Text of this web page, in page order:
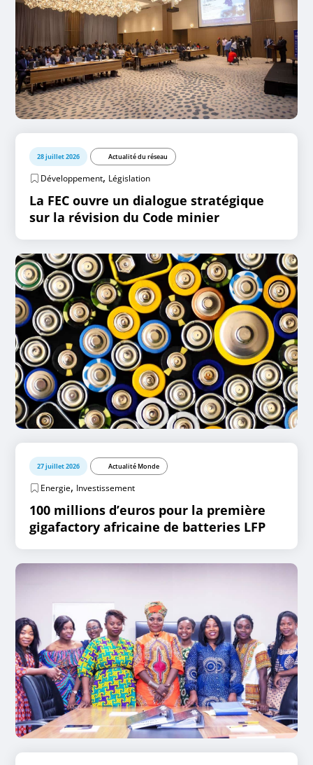
28 juillet 2026 Actualité du réseau
Développement, Législation
La FEC ouvre un dialogue stratégique
sur la révision du Code minier
27 juillet 2026 Actualité Monde
Energie, Investissement
100 millions d’euros pour la première
gigafactory africaine de batteries LFP